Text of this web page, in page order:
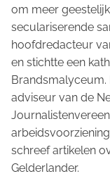
om meer
seculariserende
hoofdredacteur
en stichtte een
Brandsmalyceum.
adviseur van de
schreef artikelen
Gelderlander.